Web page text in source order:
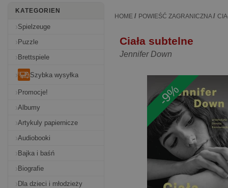
KATEGORIEN
Spielzeuge
Puzzle
Brettspiele
Szybka wysyłka
Promocje!
Albumy
Artykuly papiernicze
Audiobooki
Bajka i baśń
Biografie
Dla dzieci i młodzieży
HOME / POWIEŚĆ ZAGRANICZNA /
Ciała subtelne
Jennifer Down
-9%